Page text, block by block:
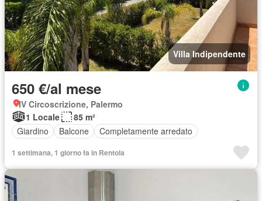
Villa Indipendente
650 €/al mese
IV Circoscrizione, Palermo
1 Locale
85 m²
Giardino
Balcone Completamente arredato
1 settimana, 1 giorno fa in Rentola